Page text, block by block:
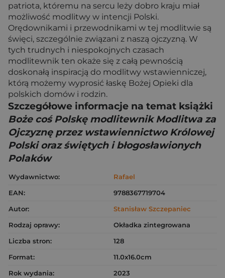
patriota, któremu na sercu leży dobro kraju miał
możliwość modlitwy w intencji Polski.
Orędownikami i przewodnikami w tej modlitwie są
święci, szczególnie związani z naszą ojczyzną. W
tych trudnych i niespokojnych czasach
modlitewnik ten okaże się z całą pewnością
doskonałą inspiracją do modlitwy wstawienniczej,
którą możemy wyprosić łaskę Bożej Opieki dla
polskich domów i rodzin.
Szczegółowe informacje na temat książki
Boże coś Polskę modlitewnik Modlitwa za
Ojczyznę przez wstawiennictwo Królowej
Polski oraz świętych i błogosławionych
Polaków
Wydawnictwo:
Rafael
EAN:
9788367719704
Autor:
Stanisław Szczepaniec
Rodzaj oprawy:
Okładka zintegrowana
Liczba stron:
128
Format:
11.0x16.0cm
Rok wydania:
2023